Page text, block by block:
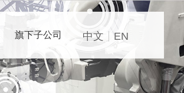
中文 EN
旗下子公司